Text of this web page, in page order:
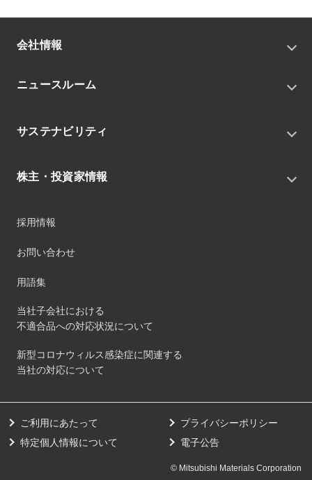
会社情報
会社概要
中期経営戦略
役員
事業
ニュースルーム
トピックス
IRニュース
サステナビリティ
環境
ガバナンス
マテリアリティ
サステナビリティデータ
第三者保証
社外団体への加盟
社外からの評価
ダイバーシティ・エクイティ&インクルージョン
健康経営の取り組み
株主・投資家情報
財務ハイライト
IRカレンダー
個人投資家のみなさまへ
採用情報
お問い合わせ
用語集
当社子会社における
不適合品への対応状況について
新型コロナウィルス感染症に関連する
当社の対応について
ご利用にあたって
プライバシーポリシー
特定個人情報について
電子公告
© Mitsubishi Materials Corporation